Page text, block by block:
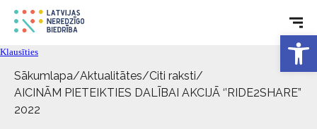
Rehabilitācija
Tehniskie palīglīdzekļi
Aktualitātes
Klausīties
Sākumlapa/Aktualitātes/Citi raksti/
AICINĀM PIETEIKTIES DALĪBAI AKCIJĀ ‘’RIDE2SHARE”
2022